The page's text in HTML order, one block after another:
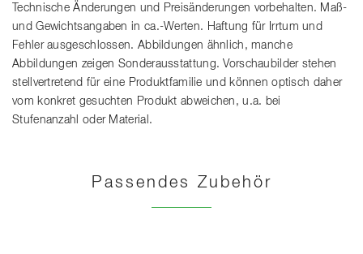
Technische Änderungen und Preisänderungen vorbehalten. Maß-
und Gewichtsangaben in ca.-Werten. Haftung für Irrtum und
Fehler ausgeschlossen. Abbildungen ähnlich, manche
Abbildungen zeigen Sonderausstattung. Vorschaubilder stehen
stellvertretend für eine Produktfamilie und können optisch daher
vom konkret gesuchten Produkt abweichen, u.a. bei
Stufenanzahl oder Material.
Passendes Zubehör